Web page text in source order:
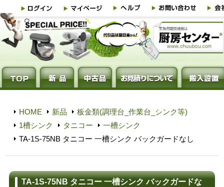
HOME 新品
板金類(調理台_作業台_シンク等)
1槽シンク
タニコー
一槽シンク
TA-1S-75NB タニコー 一槽シンク バックガードなし
TA-1S-75NB タニコー 一槽シンク バックガードな